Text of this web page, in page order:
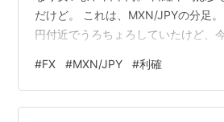
だけど。 これは、MXN/JPYの分足
円付近でうろちょろしていたけど、
う、なかなか売れそうにない金額に
確。 買値、9.191円の建玉だ。 こん
を超えるとは、恐れ入り谷の鬼子母
#FX #MXN/JPY #利確